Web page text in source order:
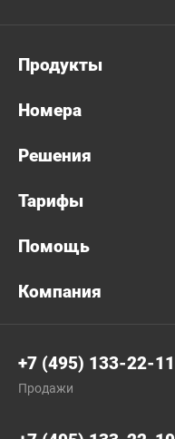
Продукты
Номера
Решения
Тарифы
Помощь
Компания
+7 (495) 133-22-11
Продажи